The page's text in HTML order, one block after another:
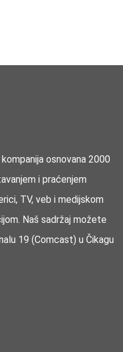
osnovana 2000
i praćenjem
TV, veb i medijskom
Naš sadržaj možete
19 (Comcast) u Čikagu